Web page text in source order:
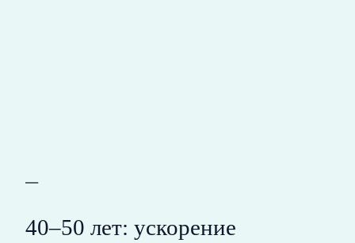
—
40–50 лет: ускорение